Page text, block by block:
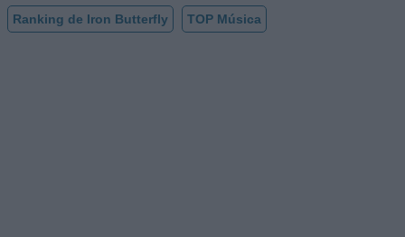
Ranking de Iron Butterfly TOP Música